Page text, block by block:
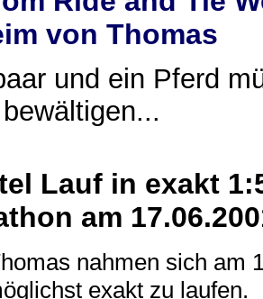
von Thomas
und ein Pferd
Lauf in exakt
am
nahmen sich am
exakt zu laufen.